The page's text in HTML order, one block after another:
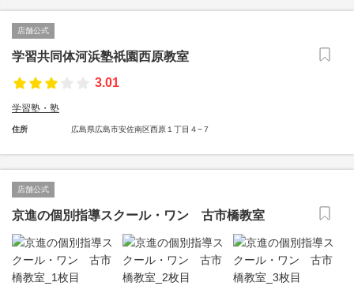
店舗公式
学習共同体河浜塾祇園西原教室
3.01
学習塾・塾
住所 広島県広島市安佐南区西原１丁目４−７
店舗公式
京進の個別指導スクール・ワン 古市橋教室